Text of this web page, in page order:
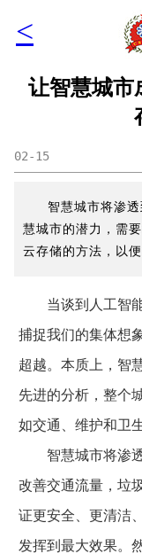
<
让智慧城市
02-15
智慧城市将渗
慧城市的潜力，需
云存储的方法，以
当谈到人工智能
捕捉我们的集体想
超越。本质上，智
先进的分析，整个
如交通、维护和卫生
智慧城市将渗透
改善交通流量，垃
证更安全、更清洁
发挥到最大效果。